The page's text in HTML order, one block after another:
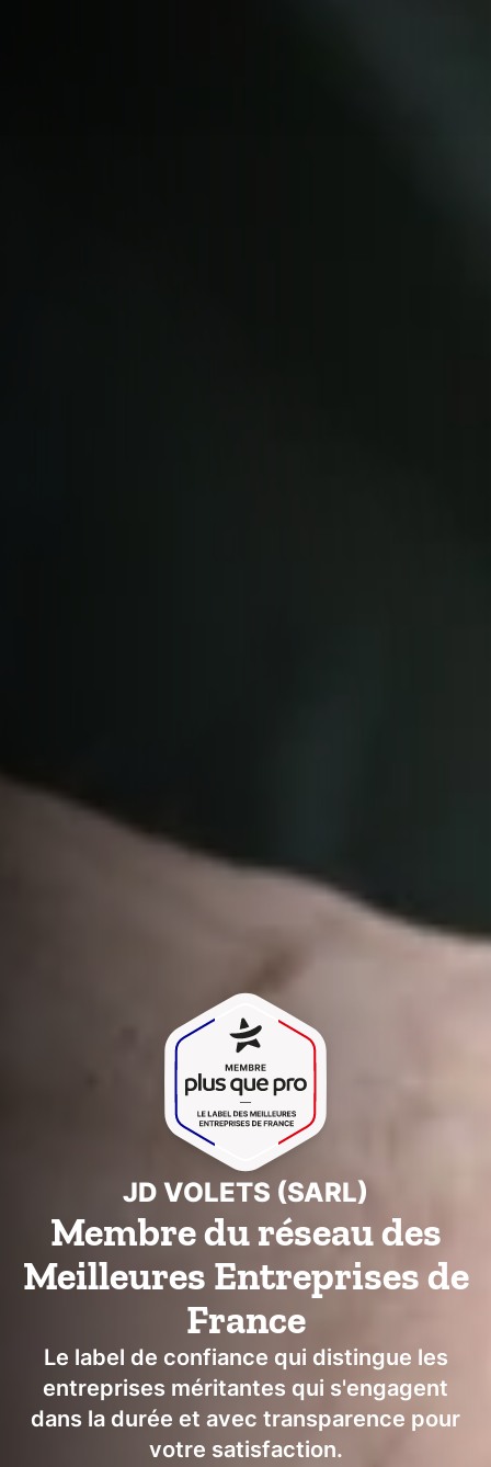
JD VOLETS (SARL)
Membre du réseau des
Meilleures Entreprises de
France
Le label de confiance qui distingue les
entreprises méritantes qui s'engagent
dans la durée et avec transparence pour
votre satisfaction.